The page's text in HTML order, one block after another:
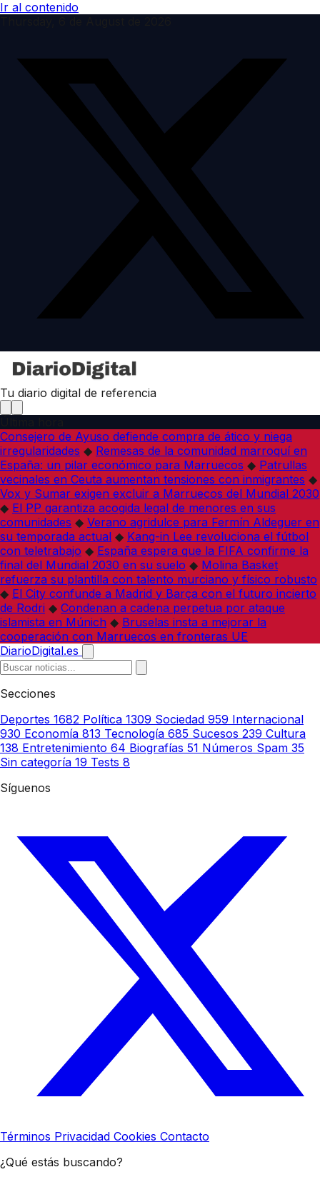
Ir al contenido
Tu diario digital de referencia
Consejero de Ayuso defiende compra de ático y niega
irregularidades ◆ Remesas de la comunidad marroquí en
España: un pilar económico para Marruecos ◆ Patrullas
vecinales en Ceuta aumentan tensiones con inmigrantes ◆
Vox y Sumar exigen excluir a Marruecos del Mundial 2030
◆ El PP garantiza acogida legal de menores en sus
comunidades ◆ Verano agridulce para Fermín Aldeguer en
su temporada actual ◆ Kang-in Lee revoluciona el fútbol
con teletrabajo ◆ España espera que la FIFA confirme la
final del Mundial 2030 en su suelo ◆ Molina Basket
refuerza su plantilla con talento murciano y físico robusto
◆ El City confunde a Madrid y Barça con el futuro incierto
de Rodri ◆ Condenan a cadena perpetua por ataque
islamista en Múnich ◆ Bruselas insta a mejorar la
cooperación con Marruecos en fronteras UE
DiarioDigital.es
Secciones
Deportes 1682 Política 1309 Sociedad 959 Internacional
930 Economía 813 Tecnología 685 Sucesos 239 Cultura
138 Entretenimiento 64 Biografías 51 Números Spam 35
Sin categoría 19 Tests 8
Síguenos
Términos Privacidad Cookies Contacto
¿Qué estás buscando?